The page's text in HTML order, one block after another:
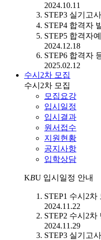
2024.10.11
STEP3 실기고사
STEP4 합격자
STEP5 합격자
2024.12.18
STEP6 합격자
2025.02.12
수시2차 모집
수시2차 모집
모집요강
입시일정
입시결과
원서접수
지원현황
공지사항
입학상담
KBU 입시일정 안내
STEP1 수시2차
2024.11.22
STEP2 수시2차
2024.11.29
STEP3 실기고사